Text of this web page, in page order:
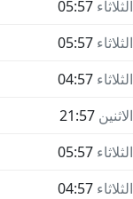
الثلاثاء 05:57
الثلاثاء 05:57
الثلاثاء 04:57
الاثنين 21:57
الثلاثاء 05:57
الثلاثاء 04:57